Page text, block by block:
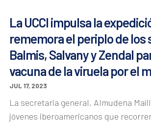
La UCCI impulsa la
rememora el periplo de los
Balmis, Salvany y Zendal
vacuna de la viruela por el
JUL 17, 2023
La secretaria general, Almudena
jóvenes iberoamericanos que